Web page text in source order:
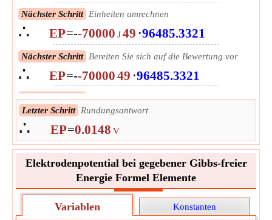
Nächster Schritt Einheiten umrechnen
∴ EP=--70000 J49 ⋅96485.3321
Nächster Schritt Bereiten Sie sich auf die Bewertung vor
∴ EP=--7000049 ⋅96485.3321
Nächster Schritt Auswerten
∴ EP=0.0148060995094539
Letzter Schritt Rundungsantwort
∴ EP=0.0148 V
Elektrodenpotential bei gegebener Gibbs-freier
Energie Formel Elemente
Variablen Konstanten